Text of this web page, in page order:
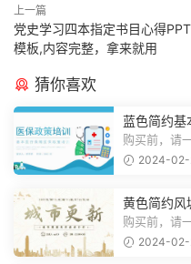
上一篇
党史学习四本指定书目心得PPT
模板,内容完整，拿来就用
猜你喜欢
蓝色简约基
购买前，请
注，精彩模
2024-02-
黄色简约风
传PPT模板
购买前，请
注，精彩模
2024-02-